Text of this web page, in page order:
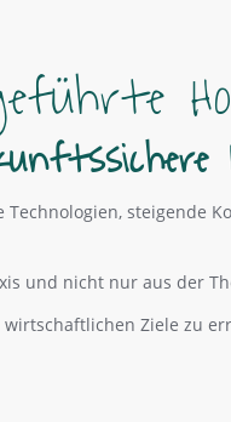
und nicht nur aus der
Ziele zu